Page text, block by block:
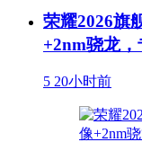
荣耀2026旗
+2nm骁龙
5 20小时前